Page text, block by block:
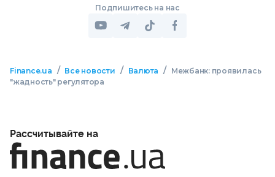
Подпишитесь на нас
Finance.ua / Все новости / Валюта /
Межбанк: проявилась
"жадность" регулятора
Рассчитывайте на